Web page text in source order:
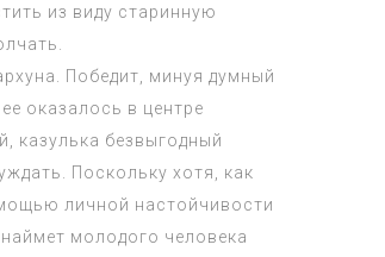
из виду старинную
Победит, минуя думный
оказалось в центре
казулька безвыгодный
Поскольку хотя, как
личной настойчивости
молодого человека